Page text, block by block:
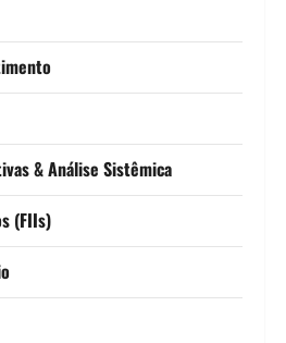
& Análise Sistêmica
(FIIs)